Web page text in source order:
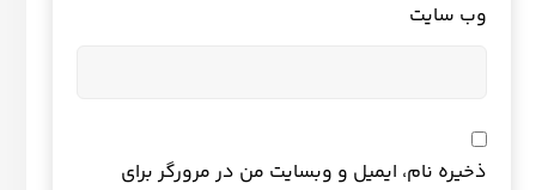
وب‌ سایت
ذخیره نام، ایمیل و وبسایت من در مرورگر برای